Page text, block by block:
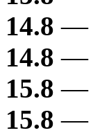
14.8 —
14.8 —
15.8 —
15.8 —